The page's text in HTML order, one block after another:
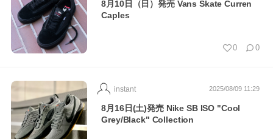
8月10日（日）発売 Vans Skate Curren
Caples
0 0
2025/08/09 11:29
instant
8月16日(土)発売 Nike SB ISO "Cool
Grey/Black" Collection